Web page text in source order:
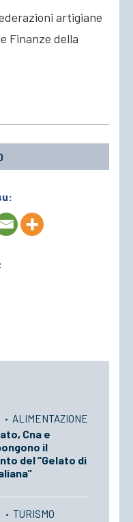
artigiane
Finanze della
· ALIMENTAZIONE
Cna e
il
del “Gelato di
· TURISMO